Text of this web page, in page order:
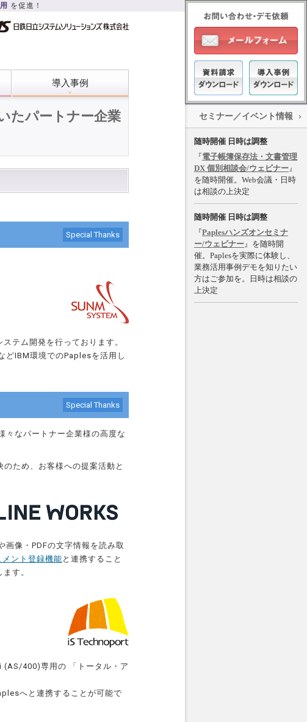
を促進！
導入事例
たパートナー企業
Special Thanks
テム開発を行っております。
どIBM環境でのPaplesを活用し
Special Thanks
々なパートナー企業様の高度な
ため、お客様への提案活動と
画像・PDFの文字情報を読み取
ント登録機能と連携すること
す。
(AS/400)専用の 「トータル・ア
へと連携することが可能で
セミナー／イベント情報
随時開催 日時は調整
『電子帳簿保存法・文書管理
DX 個別相談会/ウェビナー』
を随時開催。Web会議・日時
は相談の上決定
随時開催 日時は調整
『Paplesハンズオンセミナ
ー/ウェビナー』を随時開
催。Paplesを実際に体験し、
業務活用事例デモを知りたい
方はご参加を。日時は相談の
上決定